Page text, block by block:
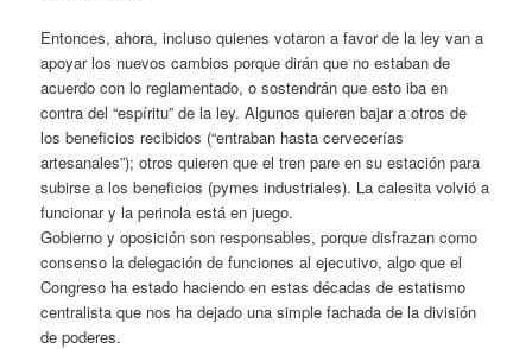
Entonces, ahora, incluso quienes votaron a favor de la ley van a
apoyar los nuevos cambios porque dirán que no estaban de
acuerdo con lo reglamentado, o sostendrán que esto iba en
contra del “espíritu” de la ley. Algunos quieren bajar a otros de
los beneficios recibidos (“entraban hasta cervecerías
artesanales”); otros quieren que el tren pare en su estación para
subirse a los beneficios (pymes industriales). La calesita volvió a
funcionar y la perinola está en juego.
Gobierno y oposición son responsables, porque disfrazan como
consenso la delegación de funciones al ejecutivo, algo que el
Congreso ha estado haciendo en estas décadas de estatismo
centralista que nos ha dejado una simple fachada de la división
de poderes.